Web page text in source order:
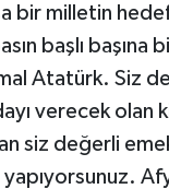
bir milletin
başlı
Atatürk. Siz
verecek olan
siz değerli